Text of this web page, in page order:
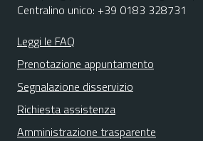
Centralino unico: +39 0183 328731
Leggi le FAQ
Prenotazione appuntamento
Segnalazione disservizio
Richiesta assistenza
Amministrazione trasparente